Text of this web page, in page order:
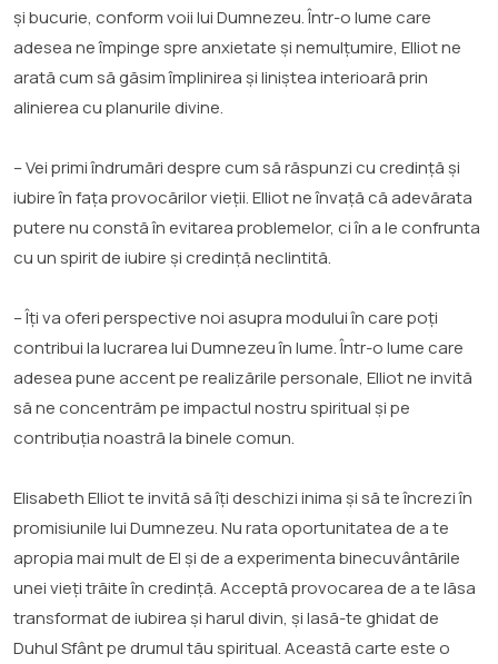
și bucurie, conform voii lui Dumnezeu. Într-o lume care
adesea ne împinge spre anxietate și nemulțumire, Elliot ne
arată cum să găsim împlinirea și liniștea interioară prin
alinierea cu planurile divine.
– Vei primi îndrumări despre cum să răspunzi cu credință și
iubire în fața provocărilor vieții. Elliot ne învață că adevărata
putere nu constă în evitarea problemelor, ci în a le confrunta
cu un spirit de iubire și credință neclintită.
– Îți va oferi perspective noi asupra modului în care poți
contribui la lucrarea lui Dumnezeu în lume. Într-o lume care
adesea pune accent pe realizările personale, Elliot ne invită
să ne concentrăm pe impactul nostru spiritual și pe
contribuția noastră la binele comun.
Elisabeth Elliot te invită să îți deschizi inima și să te încrezi în
promisiunile lui Dumnezeu. Nu rata oportunitatea de a te
apropia mai mult de El și de a experimenta binecuvântările
unei vieți trăite în credință. Acceptă provocarea de a te lăsa
transformat de iubirea și harul divin, și lasă-te ghidat de
Duhul Sfânt pe drumul tău spiritual. Această carte este o